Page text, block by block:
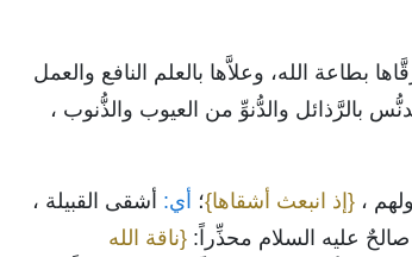
بطاعة الله، وعلاَّها بالعلم النافع والعمل
بالرَّذائل والدُّنوِّ من العيوب والذُّنوب ،
، {إذ انبعث أشقاها}؛ أي: أشقى القبيلة ،
عليه السلام محذِّراً: {ناقة الله